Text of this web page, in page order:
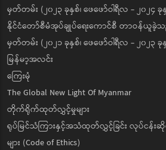
မှတ်တမ်း (၂၀၂၃ ခုနှစ်၊ ဖေဖော်ဝါရီလ - ၂၀၂၄ ခု
နိုင်ငံတော်စီမံအုပ်ချုပ်ရေးကောင်စီ တာဝန်ယူ
မှတ်တမ်း (၂၀၂၁ ခုနှစ်၊ ဖေဖော်ဝါရီလ - ၂၀၂၃
မြန်မာ့အလင်း
ကြေးမုံ
The Global New Light Of Myanmar
တိုက်ရိုက်ထုတ်လွှင့်မှုများ
ရုပ်မြင်သံကြားနှင့်အသံထုတ်လွှင့်ခြင်း လုပ်ငန်
များ (Code of Ethics)